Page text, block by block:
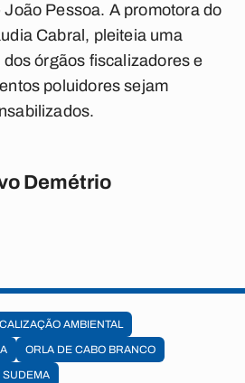
Pessoa. A promotora do
Cabral, pleiteia uma
órgãos fiscalizadores e
poluidores sejam
Demétrio
AMBIENTAL
ORLA DE CABO BRANCO
SUDEMA